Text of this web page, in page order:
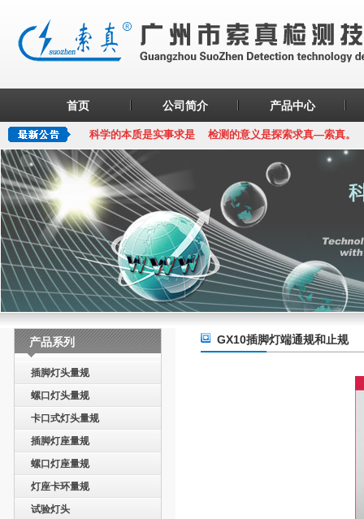
首页 公司简介 产品中心
科学的本质是实事求是 检测的意义是探索求真—索真。
产品系列
插脚灯头量规
螺口灯头量规
卡口式灯头量规
插脚灯座量规
螺口灯座量规
灯座卡环量规
试验灯头
GX10插脚灯端通规和止规